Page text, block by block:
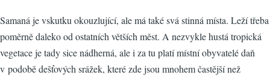
Samaná je vskutku okouzlující, ale má také svá stinná místa. Leží třeba
poměrně daleko od ostatních větších měst. A nezvykle hustá tropická
vegetace je tady sice nádherná, ale i za tu platí místní obyvatelé daň
v podobě dešťových srážek, které zde jsou mnohem častější než